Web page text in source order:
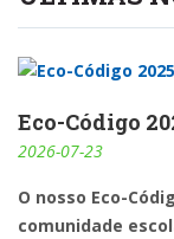
Eco-Código
2026-07-23
O nosso Eco-
comunidade